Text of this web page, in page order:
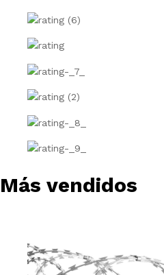
Más vendidos